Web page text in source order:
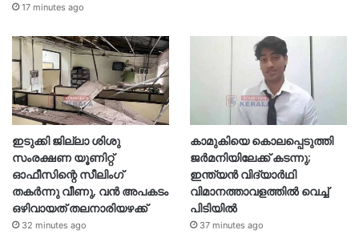
17 minutes ago
ഇടുക്കി ജില്ലാ ശിശു
സംരക്ഷണ യൂണിറ്റ്
ഓഫീസിന്റെ സീലിംഗ്
തകർന്നു വീണു, വൻ അപകടം
ഒഴിവായത് തലനാരിയഴക്ക്
32 minutes ago
കാമുകിയെ കൊലപ്പെടുത്തി
ജർമനിയിലേക്ക് കടന്നു;
ഇന്ത്യൻ വിദ്യാർഥി
വിമാനത്താവളത്തിൽ വെച്ച്
പിടിയിൽ
37 minutes ago